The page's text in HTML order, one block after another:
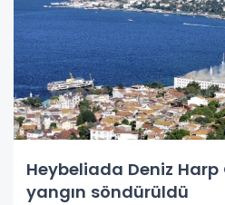
Heybeliada Deniz Harp
yangın söndürüldü